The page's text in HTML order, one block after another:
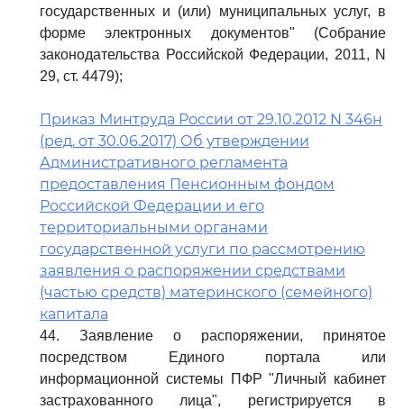
государственных и (или) муниципальных услуг, в
форме электронных документов" (Собрание
законодательства Российской Федерации, 2011, N
29, ст. 4479);
Приказ Минтруда России от 29.10.2012 N 346н
(ред. от 30.06.2017) Об утверждении
Административного регламента
предоставления Пенсионным фондом
Российской Федерации и его
территориальными органами
государственной услуги по рассмотрению
заявления о распоряжении средствами
(частью средств) материнского (семейного)
капитала
44. Заявление о распоряжении, принятое
посредством Единого портала или
информационной системы ПФР "Личный кабинет
застрахованного лица", регистрируется в